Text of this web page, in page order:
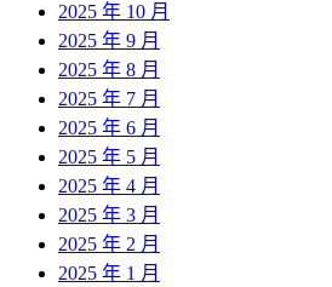
2025 年 10 月
2025 年 9 月
2025 年 8 月
2025 年 7 月
2025 年 6 月
2025 年 5 月
2025 年 4 月
2025 年 3 月
2025 年 2 月
2025 年 1 月